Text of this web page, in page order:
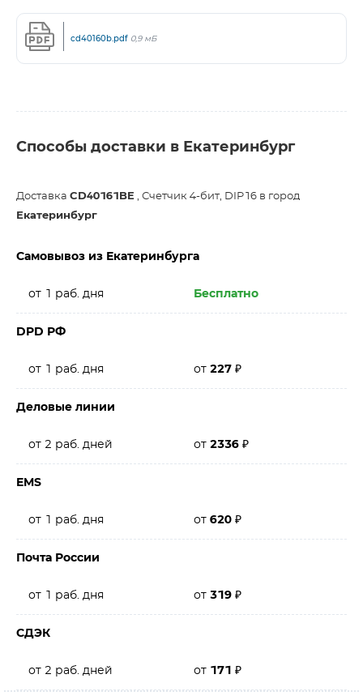
cd40160b.pdf 0,9 мБ
Способы доставки в Екатеринбург
Доставка CD40161BE , Счетчик 4-бит, DIP16 в город
Екатеринбург
Самовывоз из Екатеринбурга
от 1 раб. дня Бесплатно
DPD РФ
от 1 раб. дня от 227 ₽
Деловые линии
от 2 раб. дней от 2336 ₽
EMS
от 1 раб. дня от 620 ₽
Почта России
от 1 раб. дня от 319 ₽
СДЭК
от 2 раб. дней от 171 ₽